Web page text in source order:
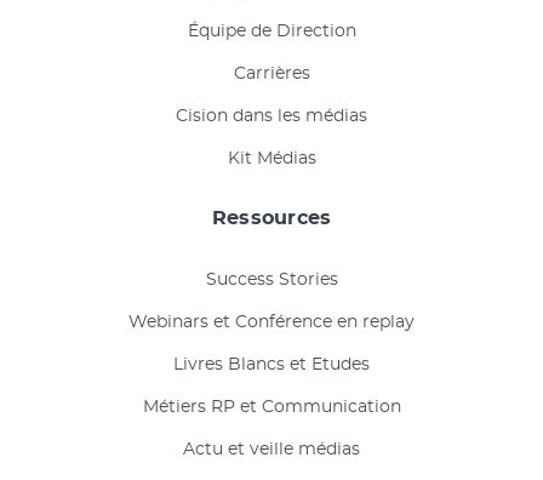
Équipe de Direction
Carrières
Cision dans les médias
Kit Médias
Ressources
Success Stories
Webinars et Conférence en replay
Livres Blancs et Etudes
Métiers RP et Communication
Actu et veille médias